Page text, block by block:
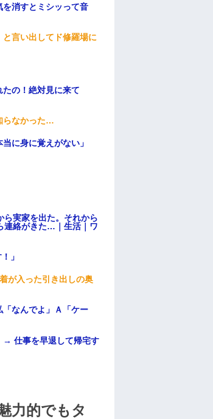
消すとミシッって音
言い出してド修羅場に
たの！絶対見に来て
らなかった…
に身に覚えがない」
ら実家を出た。それから
連絡がきた…｜生活｜ワ
」
が入った引き出しの奥
なんでよ」Ａ「ケー
→ 仕事を早退して帰宅す
力的でもタ